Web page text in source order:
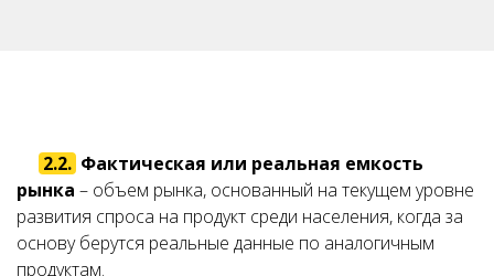
2.2. Фактическая или реальная емкость
рынка – объем рынка, основанный на текущем уровне
развития спроса на продукт среди населения, когда за
основу берутся реальные данные по аналогичным
продуктам.